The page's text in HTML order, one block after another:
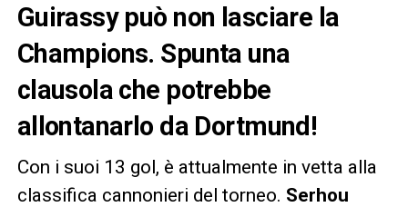
Guirassy può non lasciare la
Champions. Spunta una
clausola che potrebbe
allontanarlo da Dortmund!
Con i suoi 13 gol, è attualmente in vetta alla
classifica cannonieri del torneo. Serhou